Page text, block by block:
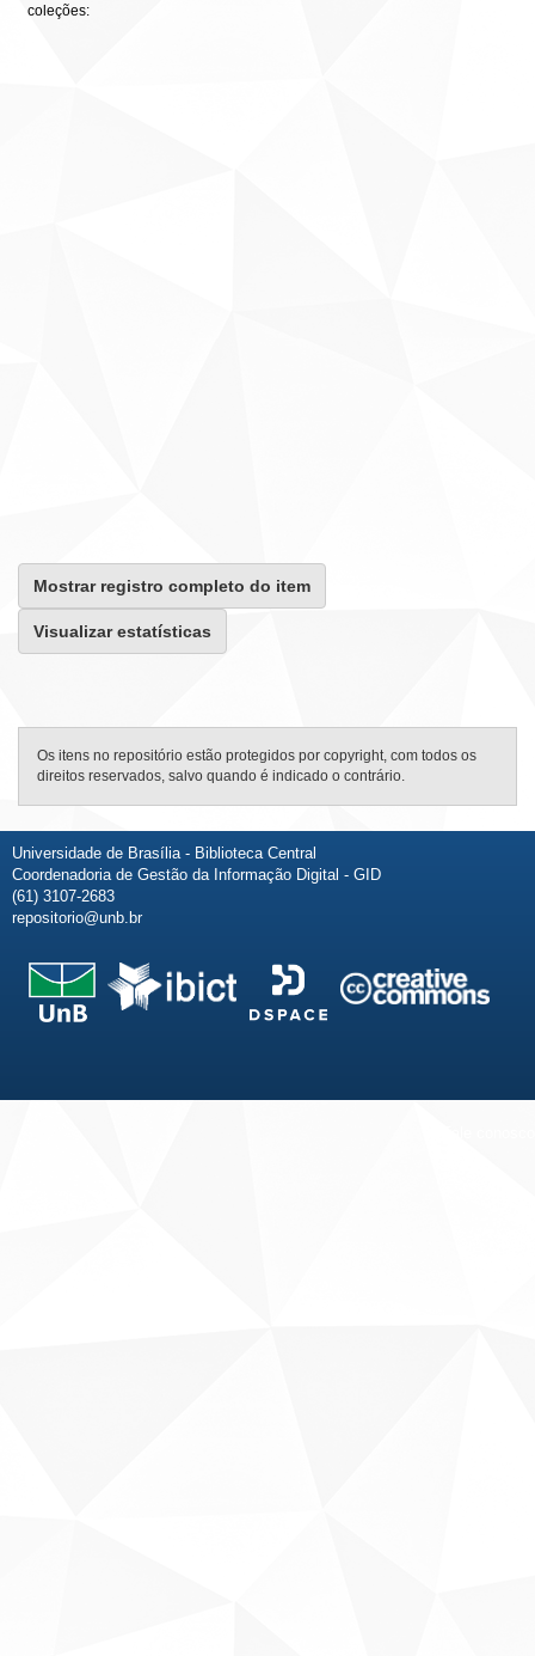
coleções:
Mostrar registro completo do item
Visualizar estatísticas
Os itens no repositório estão protegidos por copyright, com todos os
direitos reservados, salvo quando é indicado o contrário.
Universidade de Brasília - Biblioteca Central
Coordenadoria de Gestão da Informação Digital - GID
(61) 3107-2683
repositorio@unb.br